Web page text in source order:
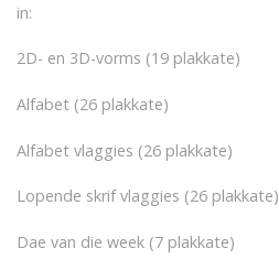
in:
2D- en 3D-vorms (19 plakkate)
Alfabet (26 plakkate)
Alfabet vlaggies (26 plakkate)
Lopende skrif vlaggies (26 plakkate)
Dae van die week (7 plakkate)